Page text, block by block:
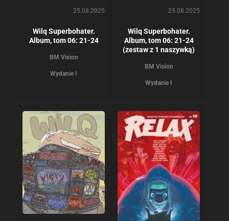
25.08.2025
Wilq Superbohater.
Album, tom 06: 21-24
BM Vision
Wydanie I
25.08.2025
Wilq Superbohater.
Album, tom 06: 21-24
(zestaw z 1 naszywką)
BM Vision
Wydanie I